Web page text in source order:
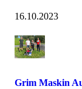
16.10.2023
Grim Maskin